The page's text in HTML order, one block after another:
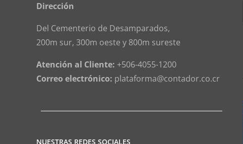
Dirección
Del Cementerio de Desamparados,
200m sur, 300m oeste y 800m sureste
Atención al Cliente: +506-4055-1200
Correo electrónico: plataforma@contador.co.cr
NUESTRAS REDES SOCIALES